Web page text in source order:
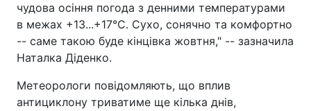
чудова осіння погода з денними температурами
в межах +13...+17°C. Сухо, сонячно та комфортно
-- саме такою буде кінцівка жовтня," -- зазначила
Наталка Діденко.
Метеорологи повідомляють, що вплив
антициклону триватиме ще кілька днів,